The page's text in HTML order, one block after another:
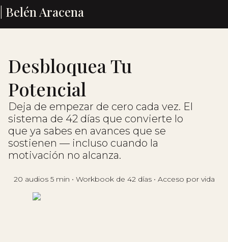
| Belén Aracena
Desbloquea Tu
Potencial
Deja de empezar de cero cada vez. El
sistema de 42 días que convierte lo
que ya sabes en avances que se
sostienen — incluso cuando la
motivación no alcanza.
20 audios 5 min • Workbook de 42 días • Acceso por vida